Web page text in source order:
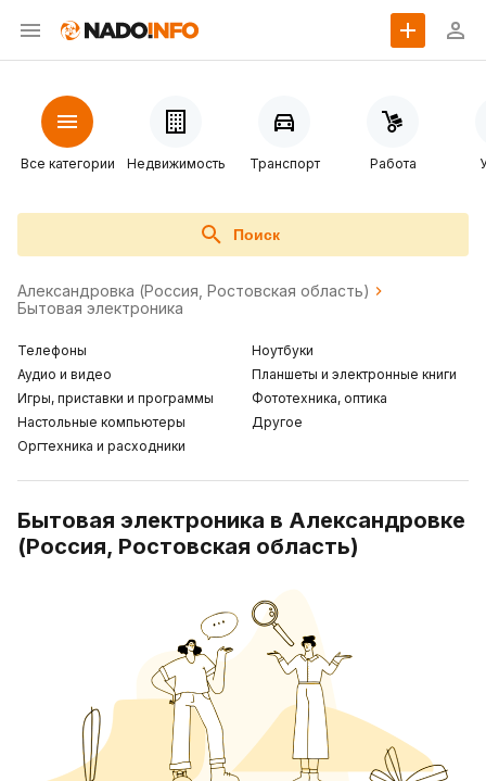
Все категории Недвижимость Транспорт Работа
Поиск
Александровка (Россия, Ростовская область)
Бытовая электроника
Телефоны
Аудио и видео
Игры, приставки и программы
Настольные компьютеры
Оргтехника и расходники
Ноутбуки
Планшеты и электронные книги
Фототехника, оптика
Другое
Бытовая электроника в Александровке
(Россия, Ростовская область)